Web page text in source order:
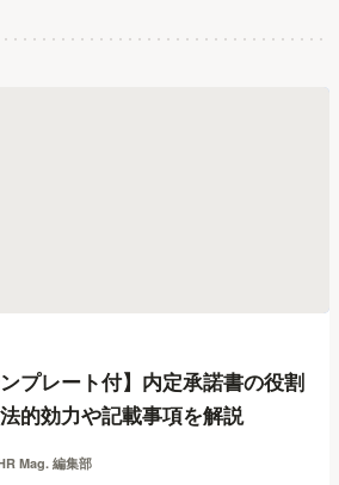
ンプレート付】内定承諾書の役割
的効力や記載事項を解説
Mag. 編集部